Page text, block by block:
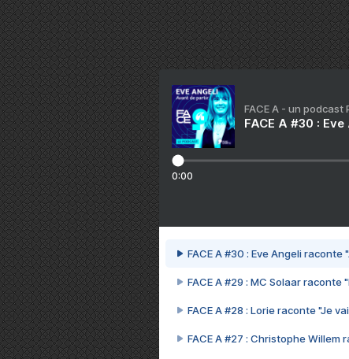
FACE A - un podcast
FACE A #30 :
0:00
FACE A #30 : Eve Angeli raconte
FACE A #29 : MC Solaar raconte
FACE A #28 : Lorie raconte "Je
FACE A #27 : Christophe Willem